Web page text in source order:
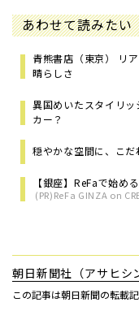
あわせて読みたい
青熊書店（東京） リ
晴らしさ
異国めいたスタイリ
カー？
穏やかな空間に、こ
【銀座】ReFaで始め
(PR)ReFa GINZA on
朝日新聞社（アサヒシ
この記事は朝日新聞の転載記